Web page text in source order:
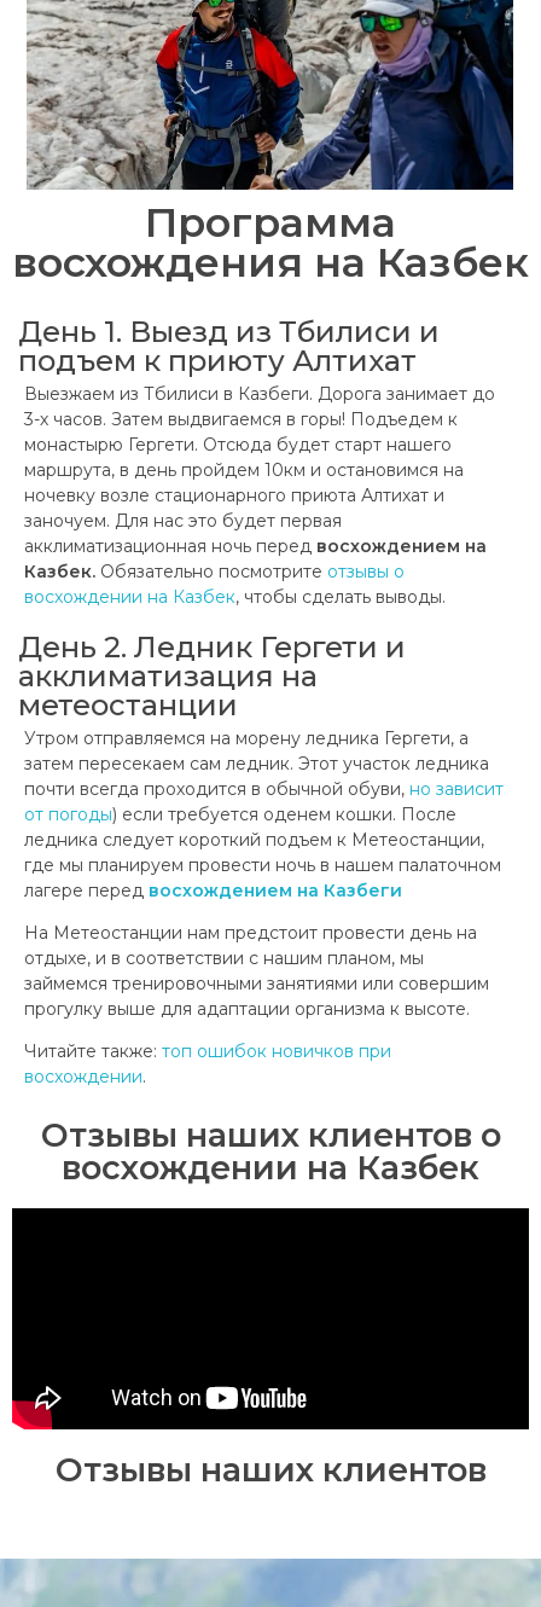
Программа
восхождения на Казбек
День 1. Выезд из Тбилиси и
подъем к приюту Алтихат
Выезжаем из Тбилиси в Казбеги. Дорога занимает до
3-х часов. Затем выдвигаемся в горы! Подъедем к
монастырю Гергети. Отсюда будет старт нашего
маршрута, в день пройдем 10км и остановимся на
ночевку возле стационарного приюта Алтихат и
заночуем. Для нас это будет первая
акклиматизационная ночь перед восхождением на
Казбек. Обязательно посмотрите отзывы о
восхождении на Казбек, чтобы сделать выводы.
День 2. Ледник Гергети и
акклиматизация на
метеостанции
Утром отправляемся на морену ледника Гергети, а
затем пересекаем сам ледник. Этот участок ледника
почти всегда проходится в обычной обуви, но зависит
от погоды) если требуется оденем кошки. После
ледника следует короткий подъем к Метеостанции,
где мы планируем провести ночь в нашем палаточном
лагере перед восхождением на Казбеги
На Метеостанции нам предстоит провести день на
отдыхе, и в соответствии с нашим планом, мы
займемся тренировочными занятиями или совершим
прогулку выше для адаптации организма к высоте.
Читайте также: топ ошибок новичков при
восхождении.
Отзывы наших клиентов о
восхождении на Казбек
Отзывы наших клиентов